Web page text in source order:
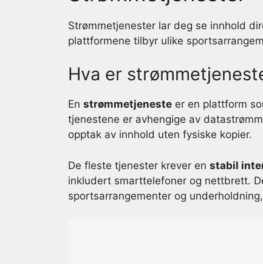
Strømmetjenester lar deg se innhold
plattformene tilbyr ulike
Hva er
En strømmetjeneste er en plattform
tjenestene er avhengige av
opptak av innhold uten fysiske kopier.
De fleste tjenester krever en stabil
inkludert smarttelefoner og nettbrett.
sportsarrangementer og